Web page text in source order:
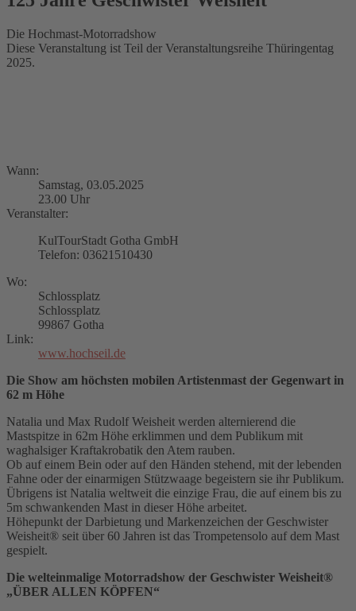
Die Hochmast-Motorradshow
Diese Veranstaltung ist Teil der Veranstaltungsreihe Thüringentag
2025.
Wann:
Samstag, 03.05.2025
23.00 Uhr
Veranstalter:
KulTourStadt Gotha GmbH
Telefon: 03621510430
Wo:
Schlossplatz
Schlossplatz
99867 Gotha
Link:
www.hochseil.de
Die Show am höchsten mobilen Artistenmast der Gegenwart in
62 m Höhe
Natalia und Max Rudolf Weisheit werden alternierend die
Mastspitze in 62m Höhe erklimmen und dem Publikum mit
waghalsiger Kraftakrobatik den Atem rauben.
Ob auf einem Bein oder auf den Händen stehend, mit der lebenden
Fahne oder der einarmigen Stützwaage begeistern sie ihr Publikum.
Übrigens ist Natalia weltweit die einzige Frau, die auf einem bis zu
5m schwankenden Mast in dieser Höhe arbeitet.
Höhepunkt der Darbietung und Markenzeichen der Geschwister
Weisheit® seit über 60 Jahren ist das Trompetensolo auf dem Mast
gespielt.
Die welteinmalige Motorradshow der Geschwister Weisheit®
„ÜBER ALLEN KÖPFEN“